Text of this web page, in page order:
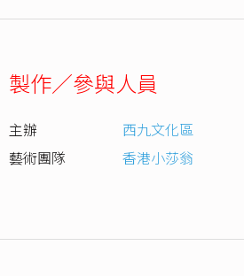
製作／參與人員
主辦
西九文化區
藝術團隊
香港小莎翁